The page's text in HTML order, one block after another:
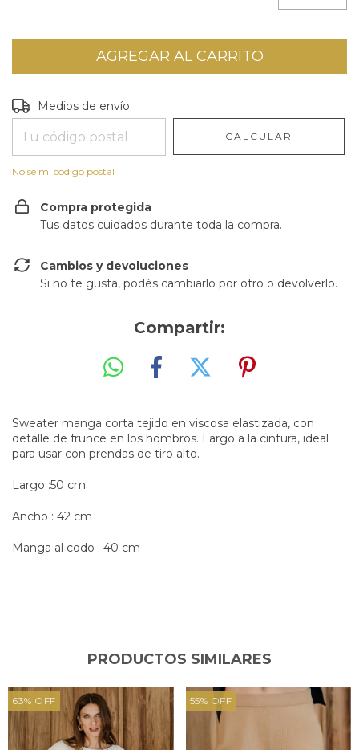
Entregas para el CP:
Medios de envío
CALCULAR
No sé mi código postal
Compra protegida
Tus datos cuidados durante toda la compra.
Cambios y devoluciones
Si no te gusta, podés cambiarlo por otro o devolverlo.
Compartir:
Sweater manga corta tejido en viscosa elastizada, con
detalle de frunce en los hombros. Largo a la cintura, ideal
para usar con prendas de tiro alto.
Largo :50 cm
Ancho : 42 cm
Manga al codo : 40 cm
PRODUCTOS SIMILARES
63% OFF 55% OFF